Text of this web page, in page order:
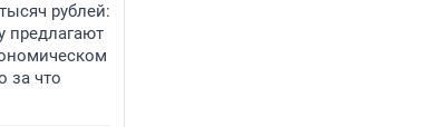
рублей:
предлагают
за что